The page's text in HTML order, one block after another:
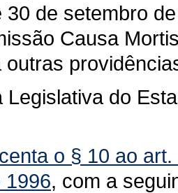
30 de setembro
Causa
outras
Legislativa do
o § 10 ao art.
1996, com a